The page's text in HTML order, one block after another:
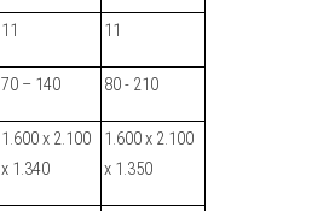
11 11
70 – 140 80 - 210
1.600 х 2.100
х 1.340
1.600 х 2.100
х 1.350